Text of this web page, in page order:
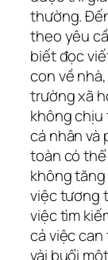
thường.
theo yêu
biết đọc
con về
trường xã
không
cá nhân và
toàn có thể
không
việc tương
việc tìm
cả việc
vài buổi